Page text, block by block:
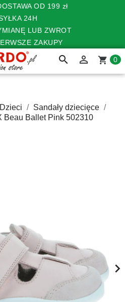
OD 199 zł
24H
LUB ZWROT
ZAKUPY
search  shopping_cart 0
Sandały dziecięce
Beau Ballet Pink 502310
